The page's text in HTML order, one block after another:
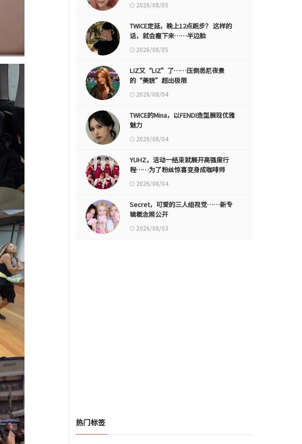
2026/08/05
TWICE定延，晚上12点跑步？ 这样的
话，就会瘦下来……半边脸
2026/08/05
LIZ又“LIZ”了……压倒悉尼夜景
的“美貌”超出极限
2026/08/04
TWICE的Mina，以FENDI造型展现优雅
魅力
2026/08/04
YUHZ，活动一结束就展开高强度行
程……为了粉丝惊喜变身成咖啡师
2026/08/04
Secret，可爱的三人组视觉……新专
辑概念照公开
2026/08/03
热门标签